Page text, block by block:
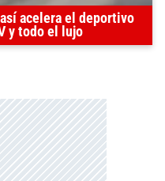
acelera el deportivo
y todo el lujo